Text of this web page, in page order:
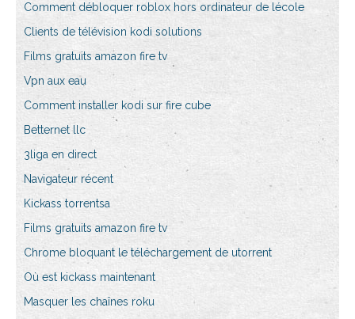
Comment débloquer roblox hors ordinateur de lécole
Clients de télévision kodi solutions
Films gratuits amazon fire tv
Vpn aux eau
Comment installer kodi sur fire cube
Betternet llc
3liga en direct
Navigateur récent
Kickass torrentsa
Films gratuits amazon fire tv
Chrome bloquant le téléchargement de utorrent
Où est kickass maintenant
Masquer les chaînes roku